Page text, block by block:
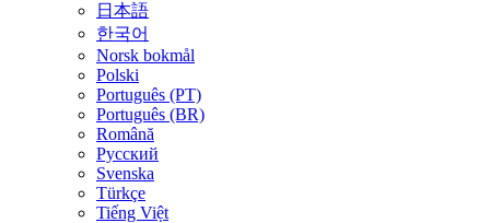
日本語
한국어
Norsk bokmål
Polski
Português (PT)
Português (BR)
Română
Русский
Svenska
Türkçe
Tiếng Việt